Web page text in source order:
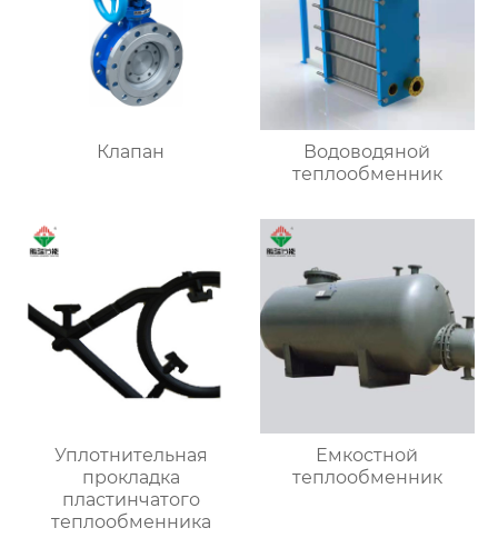
Клапан
Водоводяной
теплообменник
Уплотнительная
прокладка
пластинчатого
теплообменника
Емкостной
теплообменник